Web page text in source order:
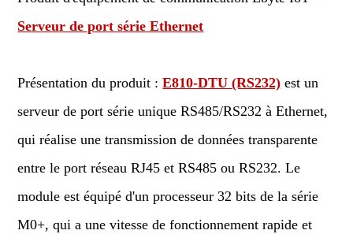
Serveur de port série Ethernet
Présentation du produit :E810-DTU (RS232) est un
serveur de port série unique RS485/RS232 à Ethernet,
qui réalise une transmission de données transparente
entre le port réseau RJ45 et RS485 ou RS232. Le
module est équipé d'un processeur 32 bits de la série
M0+, qui a une vitesse de fonctionnement rapide et